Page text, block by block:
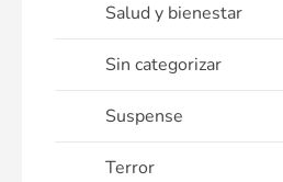
Salud y bienestar
Sin categorizar
Suspense
Terror